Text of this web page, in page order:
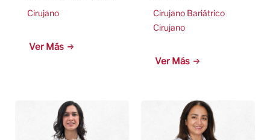
Cirujano
Ver Más
Cirujano Bariátrico
Cirujano
Ver Más